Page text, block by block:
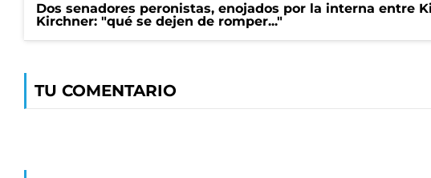
Dos senadores peronistas, enojados por la interna entre
Kirchner: "qué se dejen de romper..."
TU COMENTARIO